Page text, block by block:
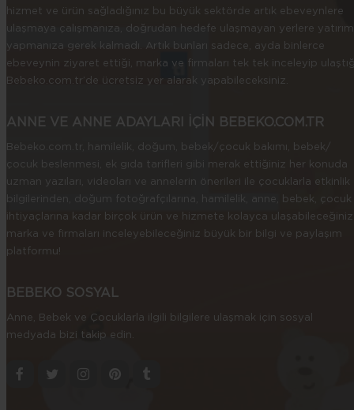
hizmet ve ürün sağladığınız bu büyük sektörde artık ebeveynlere
ulaşmaya çalışmanıza, doğrudan hedefe ulaşmayan yerlere yatırım
yapmanıza gerek kalmadı. Artık bunları sadece, ayda binlerce
ebeveynin ziyaret ettiği, marka ve firmaları tek tek inceleyip
Bebeko.com.tr’de ücretsiz yer alarak yapabileceksiniz.
ANNE VE ANNE ADAYLARI İÇİN BEBEKO.COM.TR
Bebeko.com.tr, hamilelik, doğum, bebek/çocuk bakımı, bebek/
çocuk beslenmesi, ek gıda tarifleri gibi merak ettiğiniz her konuda
uzman yazıları, videoları ve annelerin önerileri ile çocuklarla etkinlik
bilgilerinden, doğum fotoğrafçılarına, hamilelik, anne, bebek, çocuk
ihtiyaçlarına kadar birçok ürün ve hizmete kolayca ulaşabileceğiniz
marka ve firmaları inceleyebileceğiniz büyük bir bilgi ve paylaşım
platformu!
BEBEKO SOSYAL
Anne, Bebek ve Çocuklarla ilgili bilgilere ulaşmak için sosyal
medyada bizi takip edin.